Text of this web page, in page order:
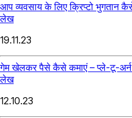
आप व्यवसाय के लिए क्रिप्टो भुगतान
लेख
19.11.23
गेम खेलकर पैसे कैसे कमाएं – प्ले-टू-अर्न
लेख
12.10.23